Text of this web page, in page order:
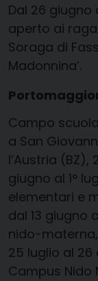
Dal 26
aperto ai
Soraga di
Madonnina’.
Campo
a San
l’Austria (BZ),
giugno al 1°
elementari e
dal 13 giugno
nido-
25 luglio al 26
Campus Nido